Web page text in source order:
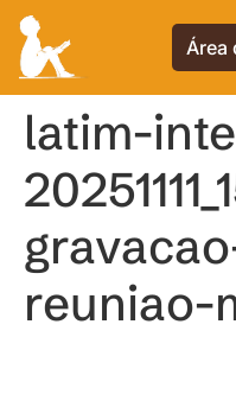
Área
latim-
reuniao-